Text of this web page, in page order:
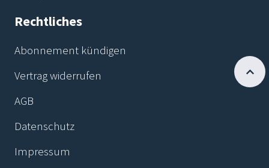
Rechtliches
Abonnement kündigen
Vertrag widerrufen
AGB
Datenschutz
Impressum